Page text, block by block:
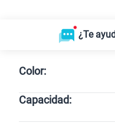
¿Te
Color:
Capacidad: